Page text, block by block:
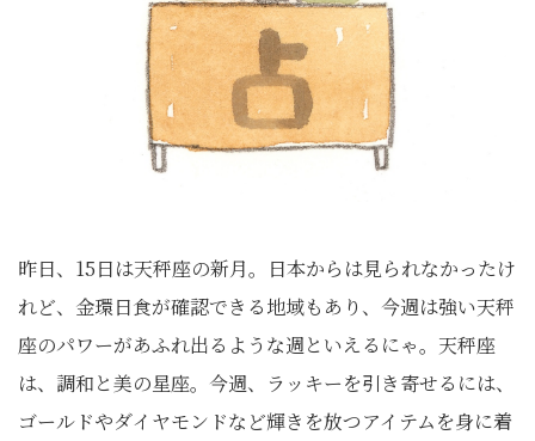
昨日、15日は天秤座の新月。日本からは見られなかったけ
れど、金環日食が確認できる地域もあり、今週は強い天秤
座のパワーがあふれ出るような週といえるにゃ。天秤座
は、調和と美の星座。今週、ラッキーを引き寄せるには、
ゴールドやダイヤモンドなど輝きを放つアイテムを身に着